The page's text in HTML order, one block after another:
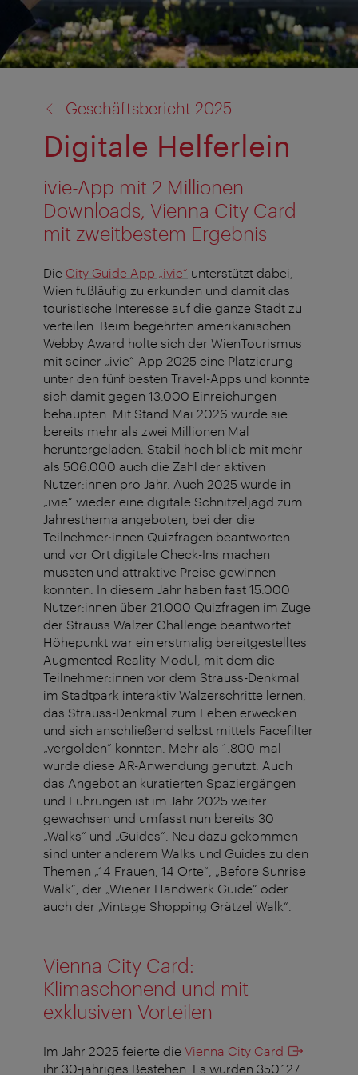
Geschäftsbericht 2025
Digitale Helferlein
ivie-App mit 2 Millionen
Downloads, Vienna City Card
mit zweitbestem Ergebnis
Die City Guide App „ivie“ unterstützt dabei,
Wien fußläufig zu erkunden und damit das
touristische Interesse auf die ganze Stadt zu
verteilen. Beim begehrten amerikanischen
Webby Award holte sich der WienTourismus
mit seiner „ivie“-App 2025 eine Platzierung
unter den fünf besten Travel-Apps und konnte
sich damit gegen 13.000 Einreichungen
behaupten. Mit Stand Mai 2026 wurde sie
bereits mehr als zwei Millionen Mal
heruntergeladen. Stabil hoch blieb mit mehr
als 506.000 auch die Zahl der aktiven
Nutzer:innen pro Jahr. Auch 2025 wurde in
„ivie“ wieder eine digitale Schnitzeljagd zum
Jahresthema angeboten, bei der die
Teilnehmer:innen Quizfragen beantworten
und vor Ort digitale Check-Ins machen
mussten und attraktive Preise gewinnen
konnten. In diesem Jahr haben fast 15.000
Nutzer:innen über 21.000 Quizfragen im Zuge
der Strauss Walzer Challenge beantwortet.
Höhepunkt war ein erstmalig bereitgestelltes
Augmented-Reality-Modul, mit dem die
Teilnehmer:innen vor dem Strauss-Denkmal
im Stadtpark interaktiv Walzerschritte lernen,
das Strauss-Denkmal zum Leben erwecken
und sich anschließend selbst mittels Facefilter
„vergolden” konnten. Mehr als 1.800-mal
wurde diese AR-Anwendung genutzt. Auch
das Angebot an kuratierten Spaziergängen
und Führungen ist im Jahr 2025 weiter
gewachsen und umfasst nun bereits 30
„Walks“ und „Guides“. Neu dazu gekommen
sind unter anderem Walks und Guides zu den
Themen „14 Frauen, 14 Orte“, „Before Sunrise
Walk“, der „Wiener Handwerk Guide“ oder
auch der „Vintage Shopping Grätzel Walk“.
Vienna City Card:
Klimaschonend und mit
exklusiven Vorteilen
Im Jahr 2025 feierte die Vienna City Card
ihr 30-jähriges Bestehen. Es wurden 350.127